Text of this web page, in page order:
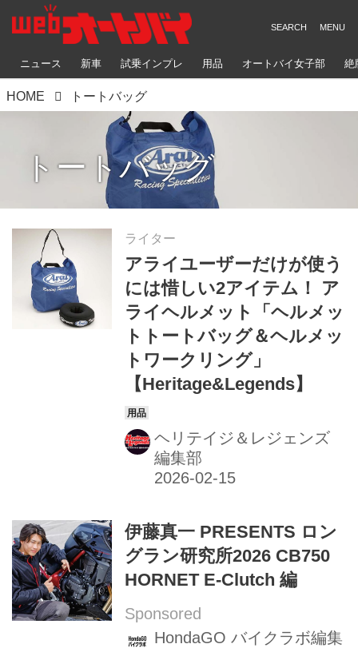
ニュース 新車 試乗インプレ 用品 オートバイ女子部 絶
HOME トートバッグ
トートバッグ
ライター
アライユーザーだけが使う
には惜しい2アイテム！ ア
ライヘルメット「ヘルメッ
トトートバッグ＆ヘルメッ
トワークリング」
【Heritage&Legends】
ヘリテイジ＆レジェンズ
編集部
伊藤真一 PRESENTS ロン
グラン研究所2026 CB750
HORNET E-Clutch 編
Sponsored
HondaGO バイクラボ編集